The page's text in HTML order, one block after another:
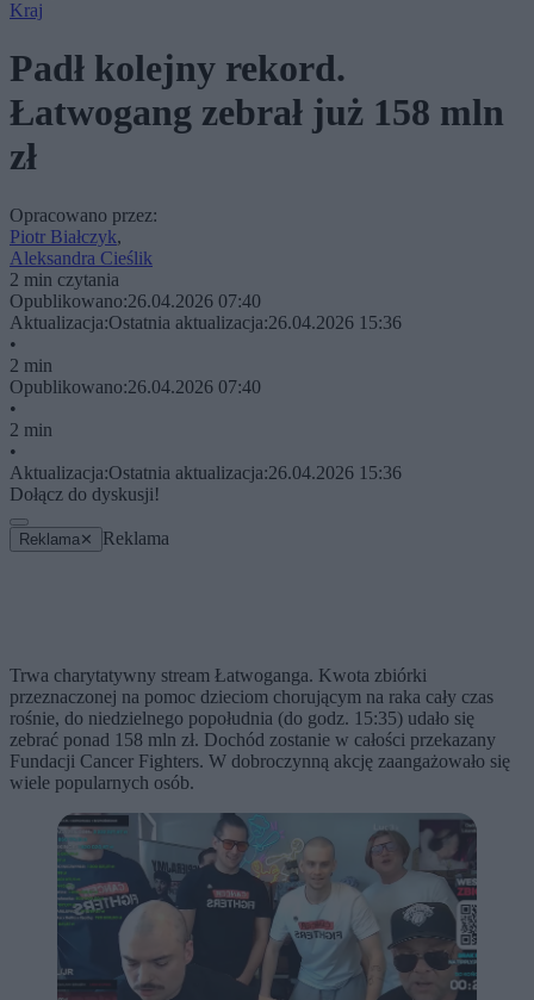
Kraj
Padł kolejny rekord.
Łatwogang zebrał już 158 mln
zł
Opracowano przez:
Piotr Białczyk,
Aleksandra Cieślik
2 min czytania
Opublikowano:26.04.2026 07:40
Aktualizacja:Ostatnia aktualizacja:26.04.2026 15:36
•
2 min
Opublikowano:26.04.2026 07:40
•
2 min
•
Aktualizacja:Ostatnia aktualizacja:26.04.2026 15:36
Dołącz do dyskusji!
Reklama ✕ Reklama
Trwa charytatywny stream Łatwoganga. Kwota zbiórki
przeznaczonej na pomoc dzieciom chorującym na raka cały czas
rośnie, do niedzielnego popołudnia (do godz. 15:35) udało się
zebrać ponad 158 mln zł. Dochód zostanie w całości przekazany
Fundacji Cancer Fighters. W dobroczynną akcję zaangażowało się
wiele popularnych osób.